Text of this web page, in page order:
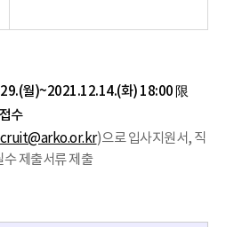
월)~2021.12.14.(화) 18:00 限
수
)으로 입사지원서, 직
수 제출서류 제출